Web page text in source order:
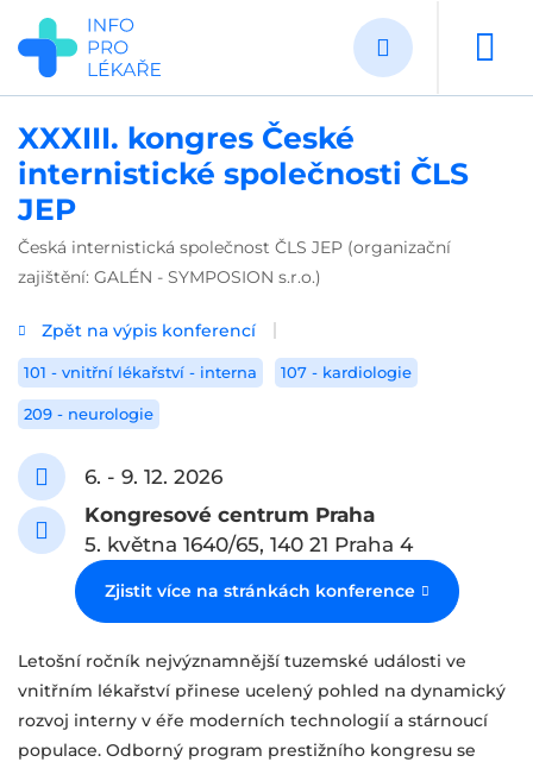
Přejít
hlavnímu
obsahu
XXXIII. kongres České
internistické společnosti ČLS
JEP
Česká internistická společnost ČLS JEP (organizační
zajištění: GALÉN - SYMPOSION s.r.o.)
Zpět na výpis konferencí
101 - vnitřní lékařství - interna 107 - kardiologie
209 - neurologie
6. - 9. 12. 2026
Kongresové centrum Praha
5. května 1640/65, 140 21 Praha 4
Zjistit více na stránkách konference
Letošní ročník nejvýznamnější tuzemské události ve
vnitřním lékařství přinese ucelený pohled na dynamický
rozvoj interny v éře moderních technologií a stárnoucí
populace. Odborný program prestižního kongresu se